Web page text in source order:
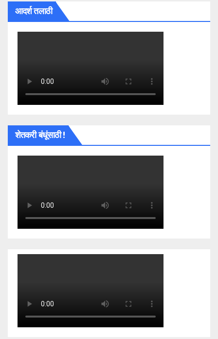
आदर्श तलाठी
शेतकरी बंधूंसाठी !